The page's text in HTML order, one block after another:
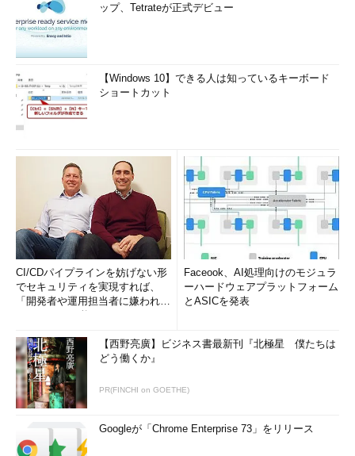
ップ、Tetrateが正式デビュー
【Windows 10】できる人は知っているキーボード
ショートカット
CI/CDパイプラインを妨げない形
でセキュリティを実現すれば、
「開発者や運用担当者に嫌われな
Faceook、AI処理向けのモジュラ
ーハードウェアプラットフォーム
とASICを発表
【西野亮廣】ビジネス書最新刊『北極星 僕たちは
どう働くか』
PR(FINCHI on GOETHE)
Googleが「Chrome Enterprise 73」をリリース